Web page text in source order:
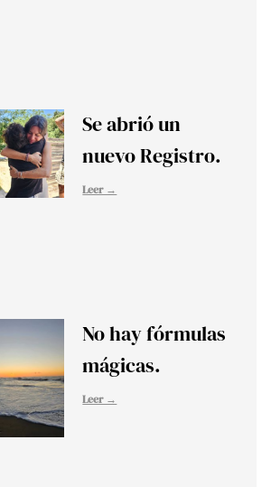
Se abrió un
nuevo Registro.
Leer →
No hay fórmulas
mágicas.
Leer →